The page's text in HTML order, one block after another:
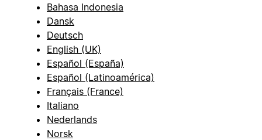
Bahasa Indonesia
Dansk
Deutsch
English (UK)
Español (España)
Español (Latinoamérica)
Français (France)
Italiano
Nederlands
Norsk